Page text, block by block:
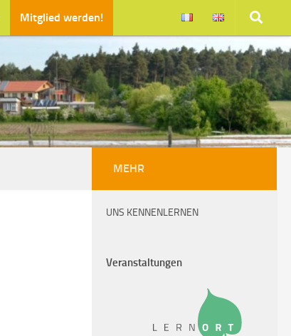
Mitglied werden!
MEHR
UNS KENNENLERNEN
Veranstaltungen